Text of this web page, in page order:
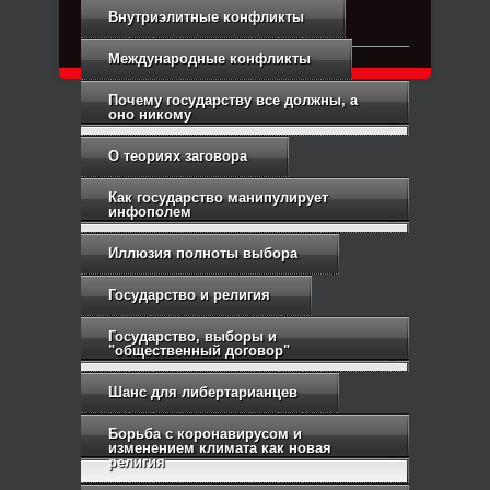
Внутриэлитные конфликты
Международные конфликты
Почему государству все должны, а
оно никому
О теориях заговора
Как государство манипулирует
инфополем
Иллюзия полноты выбора
Государство и религия
Государство, выборы и
"общественный договор"
Шанс для либертарианцев
Борьба с коронавирусом и
изменением климата как новая
религия
Связь с администрацией